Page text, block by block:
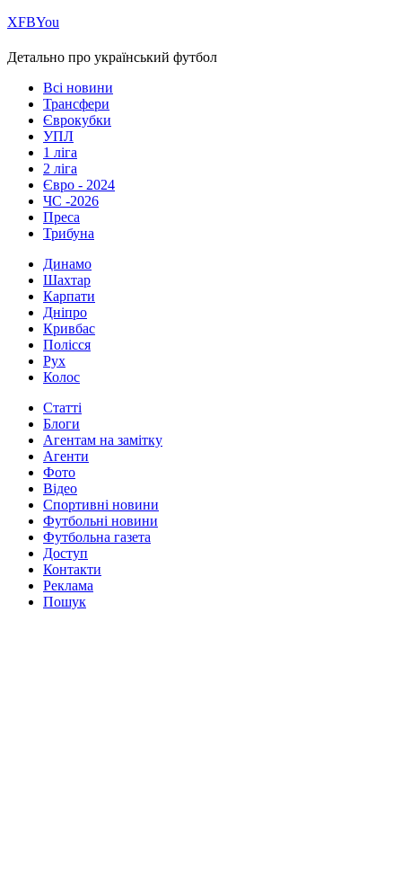
ХFBYou
Детально про український футбол
Всі новини
Трансфери
Єврокубки
УПЛ
1 ліга
2 ліга
Євро - 2024
ЧС -2026
Преса
Трибуна
Динамо
Шахтар
Карпати
Дніпро
Кривбас
Полісся
Рух
Колос
Статті
Блоги
Агентам на замітку
Агенти
Фото
Відео
Спортивні новини
Футбольні новини
Футбольна газета
Доступ
Контакти
Реклама
Пошук